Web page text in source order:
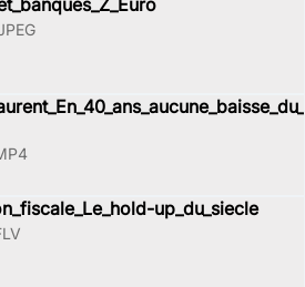
up_du_siecle